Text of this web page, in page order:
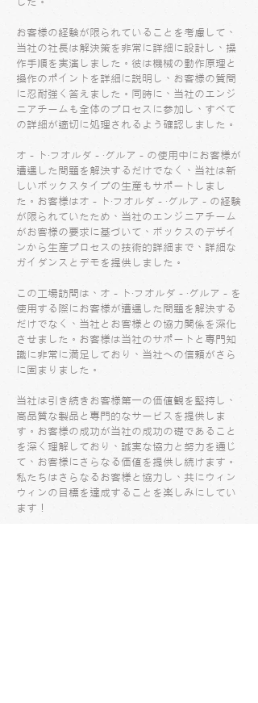
お客様の経験が限られていることを考慮して、
当社の社長は解決策を非常に詳細に設計し、操
作手順を実演しました。彼は機械の動作原理と
操作のポイントを詳細に説明し、お客様の質問
に忍耐強く答えました。同時に、当社のエンジ
ニアチームも全体のプロセスに参加し、すべて
の詳細が適切に処理されるよう確認しました。
オ－ト‧フオルダ－‧グルア－の使用中にお客様が
遭遇した問題を解決するだけでなく、当社は新
しいボックスタイプの生産もサポートしまし
た。お客様はオ－ト‧フオルダ－‧グルア－の経験
が限られていたため、当社のエンジニアチーム
がお客様の要求に基づいて、ボックスのデザイ
ンから生産プロセスの技術的詳細まで、詳細な
ガイダンスとデモを提供しました。
この工場訪問は、オ－ト‧フオルダ－‧グルア－を
使用する際にお客様が遭遇した問題を解決する
だけでなく、当社とお客様との協力関係を深化
させました。お客様は当社のサポートと専門知
識に非常に満足しており、当社への信頼がさら
に固まりました。
当社は引き続きお客様第一の価値観を堅持し、
高品質な製品と専門的なサービスを提供しま
す。お客様の成功が当社の成功の礎であること
を深く理解しており、誠実な協力と努力を通じ
て、お客様にさらなる価値を提供し続けます。
私たちはさらなるお客様と協力し、共にウィン
ウィンの目標を達成することを楽しみにしてい
ます！